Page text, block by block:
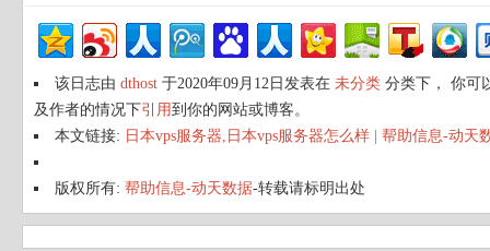
该日志由 dthost 于2020年09月12日发表在 未分类 分类下， 你可
及作者的情况下引用到你的网站或博客。
本文链接: 日本vps服务器,日本vps服务器怎么样 | 帮助信息-动天
版权所有: 帮助信息-动天数据-转载请标明出处